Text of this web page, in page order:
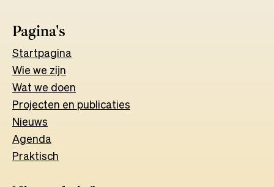
Pagina's
Startpagina
Wie we zijn
Wat we doen
Projecten en publicaties
Nieuws
Agenda
Praktisch